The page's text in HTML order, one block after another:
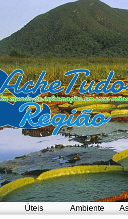
Úteis Ambiente